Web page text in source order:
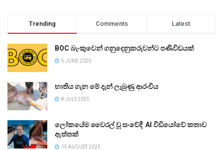
Trending Comments Latest
BOC බැංකුවෙන් ගනුදෙනුකරුවන්ට පණිවිඩයක්
5 JUNE 2025
භාතිය ගැන මේ දැන් ලැබුණු ආරංචිය
8 JULY 2025
ලෝකයේම වෛරල් වූ සංවේදී AI වීඩියෝවේ කතාව
ඇත්තක්
15 AUGUST 2025